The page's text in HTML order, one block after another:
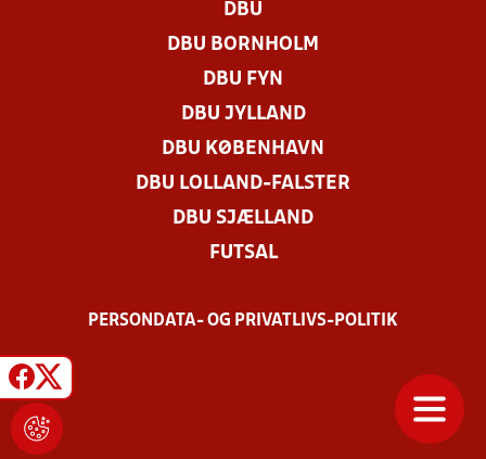
DBU
DBU BORNHOLM
DBU FYN
DBU JYLLAND
DBU KØBENHAVN
DBU LOLLAND-FALSTER
DBU SJÆLLAND
FUTSAL
PERSONDATA- OG PRIVATLIVS-POLITIK